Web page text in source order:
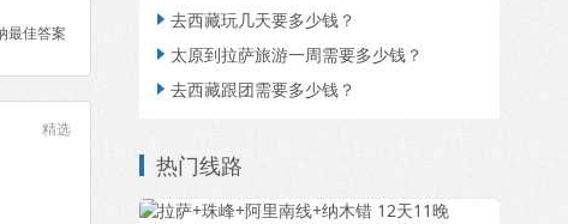
最佳答案
精选
 去西藏玩几天要多少钱？
 太原到拉萨旅游一周需要多少钱？
 去西藏跟团需要多少钱？
热门线路